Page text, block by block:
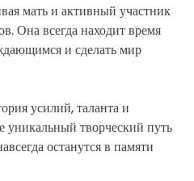
мать и активный участник
Она всегда находит время
и сделать мир
усилий, таланта и
уникальный творческий путь
останутся в памяти